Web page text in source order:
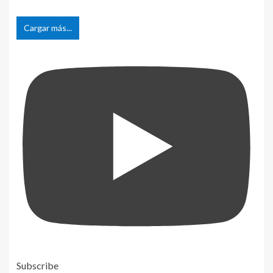
Cargar más...
Subscribe